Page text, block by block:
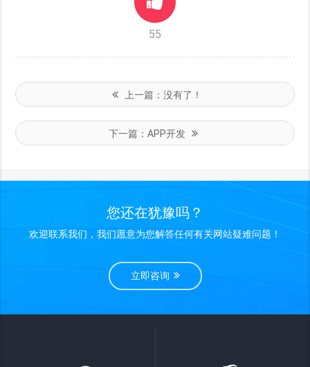
55
上一篇： 没有了！
下一篇： APP开发
您还在犹豫吗？
欢迎联系我们，我们愿意为您解答任何有关网站疑难问题！
立即咨询